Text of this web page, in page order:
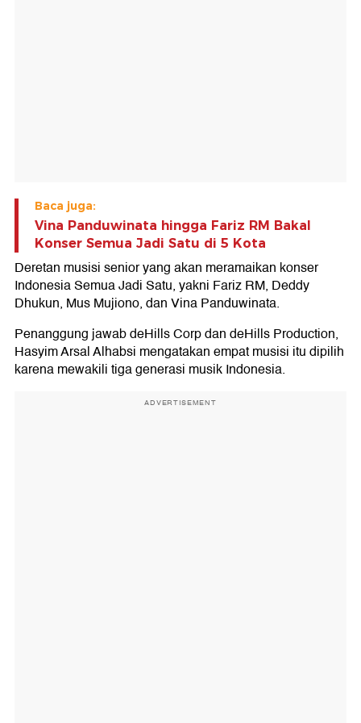
Baca juga:
Vina Panduwinata hingga Fariz RM Bakal
Konser Semua Jadi Satu di 5 Kota
Deretan musisi senior yang akan meramaikan konser
Indonesia Semua Jadi Satu, yakni Fariz RM, Deddy
Dhukun, Mus Mujiono, dan Vina Panduwinata.
Penanggung jawab deHills Corp dan deHills Production,
Hasyim Arsal Alhabsi mengatakan empat musisi itu dipilih
karena mewakili tiga generasi musik Indonesia.
ADVERTISEMENT